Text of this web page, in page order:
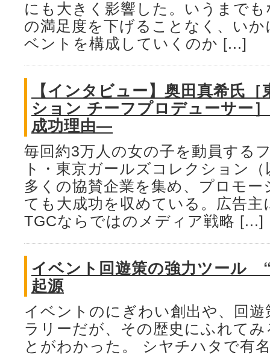
にも大きく影響した。いうまで
の満足度を下げることなく、い
ベントを構成していくのか [...]
【インタビュー】奥田真希氏
ション チーフプロデューサ
成功理由―
毎回約3万人の女の子を動員する
ト・東京ガールズコレクション
多くの協賛企業を集め、プロモ
ても大成功を収めている。広告主
TGCならではのメディア戦略 [...]
イベント回遊策の強力ツール
起源
イベントのにぎわい創出や、回
ラリーだが、その歴史にふれて
とがわかった。 シヤチハタで有